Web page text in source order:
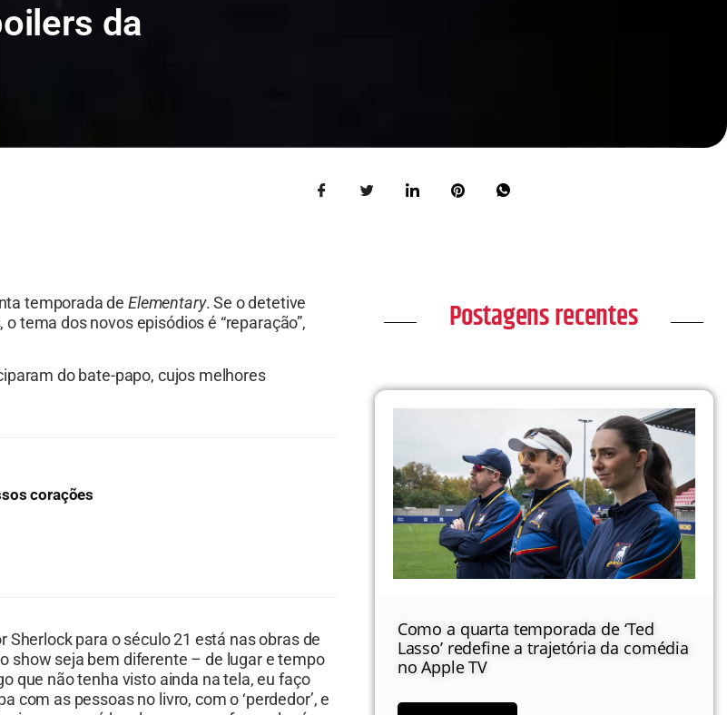
da
temporada deElementary. Se o detetive
tema dos novos episódios é “reparação”,
do bate-papo, cujos melhores
corações
para o século 21 está nas obras de
show seja bem diferente – de lugar e tempo
que não tenha visto ainda na tela, eu faço
as pessoas no livro, com o ‘perdedor’, e
Postagens recentes
Como a quarta temporada de ‘Ted
Lasso’ redefine a trajetória da comédia
no Apple TV